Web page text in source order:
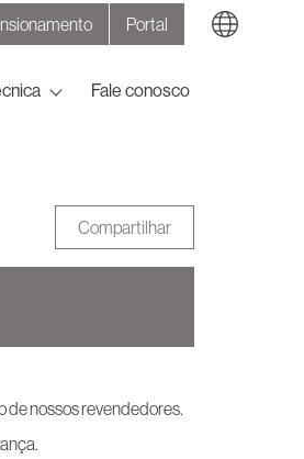
Portal
Fale conosco
Compartilhar
de nossos revendedores.